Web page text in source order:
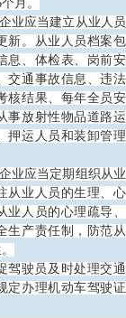
月。
业应当建立从业人员
新。从业人员档案包
息、体检表、岗前安
交通事故信息、违法
核结果、每年全员安
事放射性物品道路运
押运人员和装卸管理
业应当定期组织从业
从业人员的生理、心
人员的心理疏导、
生产责任制，防范从
驾驶员及时处理交通
定办理机动车驾驶证